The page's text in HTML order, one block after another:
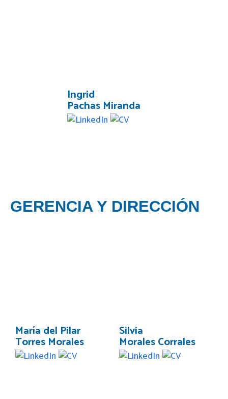
Ingrid
Pachas Miranda
GERENCIA Y DIRECCIÓN
María del Pilar
Torres Morales
Silvia
Morales Corrales